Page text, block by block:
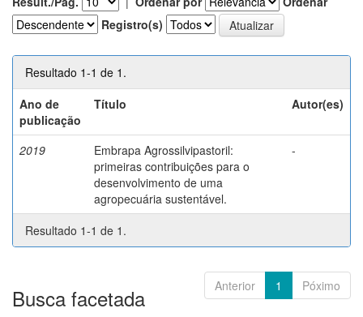
Registro(s)
Resultado 1-1 de 1.
Ano de
publicação
Título Autor(es)
2019
Embrapa Agrossilvipastoril:
primeiras contribuições para o
desenvolvimento de uma
agropecuária sustentável.
-
Resultado 1-1 de 1.
Anterior 1 Póximo
Busca facetada